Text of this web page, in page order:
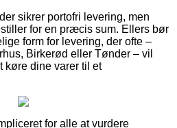
sikrer portofri levering, men
for en præcis sum. Ellers bør
form for levering, der ofte –
Birkerød eller Tønder – vil
køre dine varer til et
for alle at vurdere